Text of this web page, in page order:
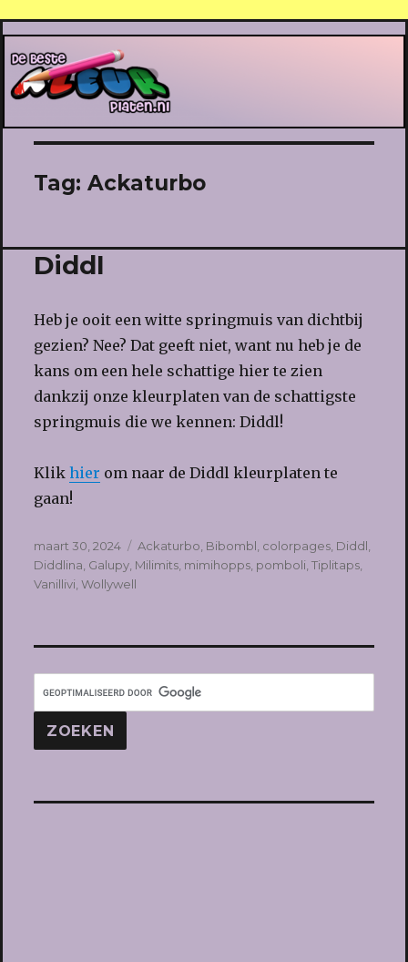
De Beste Kleurplaten
Tag: Ackaturbo
Diddl
Heb je ooit een witte springmuis van dichtbij
gezien? Nee? Dat geeft niet, want nu heb je de
kans om een hele schattige hier te zien
dankzij onze kleurplaten van de schattigste
springmuis die we kennen: Diddl!
Klik hier om naar de Diddl kleurplaten te
gaan!
Geplaatst
op
maart 30, 2024 Tags
Ackaturbo Bibombl colorpages, Diddl
Diddlina Galupy, Milimits, mimihopps, pomboli Tiplitaps,
Vanillivi Wollywell